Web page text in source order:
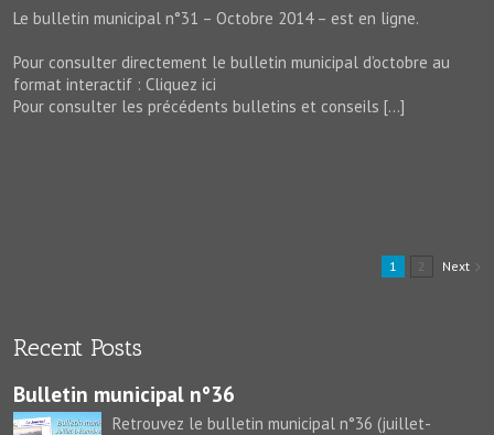
Le bulletin municipal n°31 – Octobre 2014 – est en ligne.
Pour consulter directement le bulletin municipal d’octobre au
format interactif : Cliquez ici
Pour consulter les précédents bulletins et conseils […]
1 2 Next
Recent Posts
Bulletin municipal n°36
Retrouvez le bulletin municipal n°36 (juillet-